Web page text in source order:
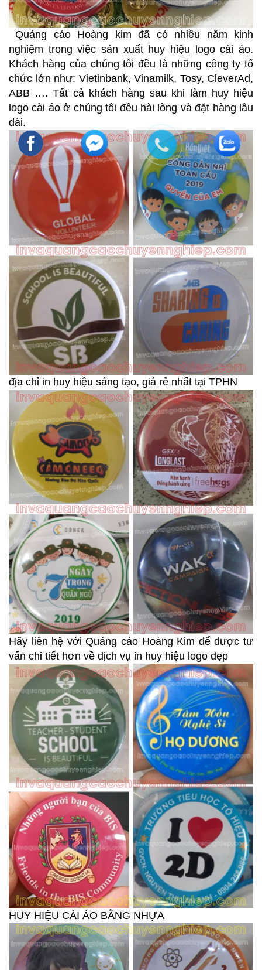
Quảng cáo Hoàng kim đã có nhiều năm kinh
nghiệm trong việc sản xuất huy hiệu logo cài áo.
Khách hàng của chúng tôi đều là những công ty tổ
chức lớn như: Vietinbank, Vinamilk, Tosy, CleverAd,
ABB …. Tất cả khách hàng sau khi làm huy hiệu
logo cài áo ở chúng tôi đều hài lòng và đặt hàng lâu
dài.
địa chỉ in huy hiệu sáng tạo, giá rẻ nhất tại TPHN
Hãy liên hệ với Quảng cáo Hoàng Kim để được tư
vấn chi tiết hơn về dịch vụ in huy hiệu logo đẹp
HUY HIỆU CÀI ÁO BẰNG NHỰA